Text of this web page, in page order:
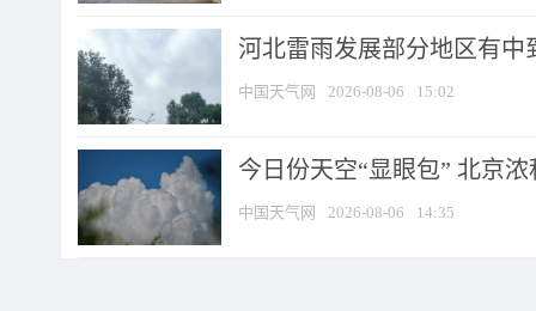
河北雷雨发展部分地区有中
中国天气网 2026-08-06 15:02
今日份天空“显眼包” 北京
中国天气网 2026-08-06 14:35